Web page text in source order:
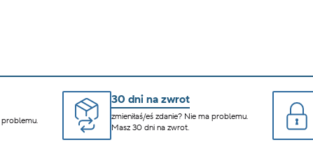
problemu.
30 dni na zwrot
zmieniłaś/eś zdanie? Nie ma problemu.
Masz 30 dni na zwrot.